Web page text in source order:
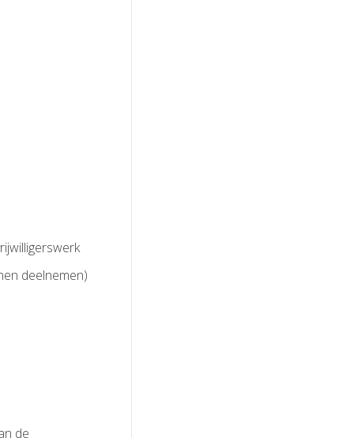
deelnemen)
de